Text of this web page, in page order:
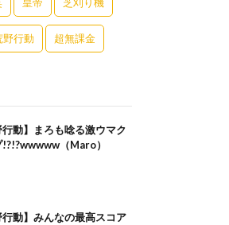
野行動 超無課金
行動】まろも唸る激ウマク
!?!?wwwww（Maro）
行動】みんなの最高スコア